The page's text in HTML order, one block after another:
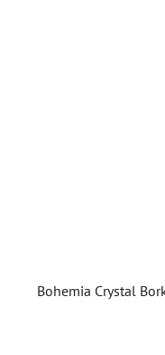
Bohemia Crystal